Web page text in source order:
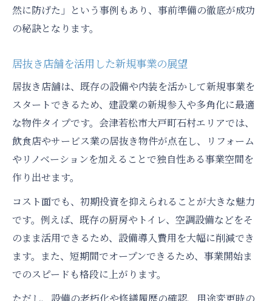
然に防げた」という事例もあり、事前準備の徹底が成功
の秘訣となります。
居抜き店舗を活用した新規事業の展望
居抜き店舗は、既存の設備や内装を活かして新規事業を
スタートできるため、建設業の新規参入や多角化に最適
な物件タイプです。会津若松市大戸町石村エリアでは、
飲食店やサービス業の居抜き物件が点在し、リフォーム
やリノベーションを加えることで独自性ある事業空間を
作り出せます。
コスト面でも、初期投資を抑えられることが大きな魅力
です。例えば、既存の厨房やトイレ、空調設備などをそ
のまま活用できるため、設備導入費用を大幅に削減でき
ます。また、短期間でオープンできるため、事業開始ま
でのスピードも格段に上がります。